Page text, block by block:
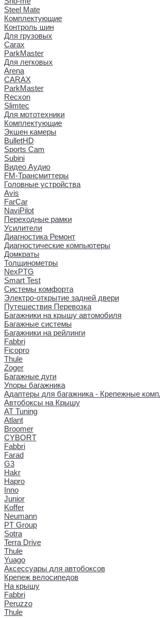
Steel Mate
Комплектующие
Контроль шин
Для грузовых
Carax
ParkMaster
Для легковых
Arena
CARAX
ParkMaster
Recxon
Slimtec
Для мототехники
Комплектующие
Экшен камеры
BulletHD
Sports Cam
Subini
Видео Аудио
FM-Трансмиттеры
Головные устройства
Avis
FarCar
NaviPilot
Переходные рамки
Усилители
Диагностика Ремонт
Диагностические компьютеры
Домкраты
Толщинометры
NexPTG
Smart Test
Системы комфорта
Электро-открытие задней двери
Путешествия Перевозка
Багажники на крышу автомобиля
Багажные системы
Багажники на рейлинги
Fabbri
Ficopro
Thule
Zoger
Багажные дуги
Упоры багажника
Адаптеры для багажника - Крепежные
Автобоксы на Крышу
AT Tuning
Atlant
Broomer
CYBORT
Fabbri
Farad
G3
Hakr
Hapro
Inno
Junior
Koffer
Neumann
PT Group
Sotra
Terra Drive
Thule
Yuago
Аксессуары для автобоксов
Крепеж велосипедов
На крышу
Fabbri
Peruzzo
Thule